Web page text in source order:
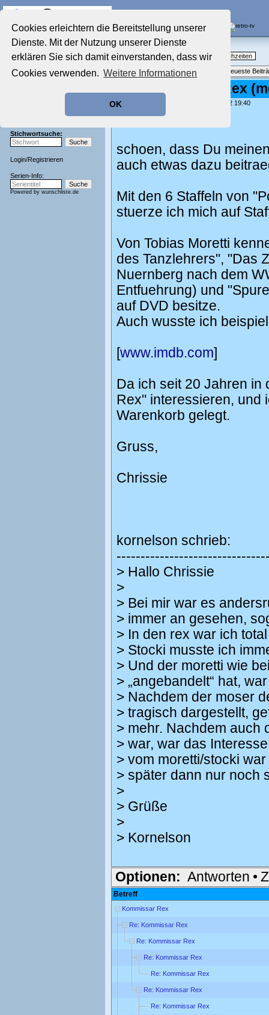
Cookies erleichtern die Bereitstellung unserer
Dienste. Mit der Nutzung unserer Dienste
erklären Sie sich damit einverstanden, dass wir
Cookies verwenden. Weitere Informationen
OK
Startseite
Aktuelles Forum
Film-Forum
Zeichentrick-Forum
Stichwortsuche:
Login/Registrieren
Serien-Info:
Powered by wunschliste.de
Nostalgieecke
TV-Erinnerungen an gute, alte Fernsehzeiten
Themenübersicht • Neues Thema Neueste
Re: Kommissar Rex
geschrieben von: , 30.11.22 19:40
Hallo kornelson,
schoen, dass Du
auch etwas dazu
Mit den 6 Staffeln von
stuerze ich mich auf
Von Tobias Moretti
des Tanzlehrers", "Das
Nuernberg nach dem
Entfuehrung) und
auf DVD besitze.
Auch wusste ich
[www.imdb.com]
Da ich seit 20 Jahren in
Rex" interessieren, und
Warenkorb gelegt.
Gruss,
Chrissie
kornelson schrieb:
> Hallo Chrissie
>
> Bei mir war es
> immer an gesehen,
> In den rex war ich
> Stocki musste ich
> Und der moretti wie
> „angebandelt“ hat,
> Nachdem der moser
> tragisch dargestellt,
> mehr. Nachdem auch
> war, war das
> vom moretti/stocki
> später dann nur noch
>
> Grüße
>
> Kornelson
Optionen: Antworten •
Betreff
Kommissar Rex
Re: Kommissar Rex
Re: Kommissar Rex
Re: Kommissar Rex
Re: Kommissar Rex
Re: Kommissar Rex
Re: Kommissar Rex